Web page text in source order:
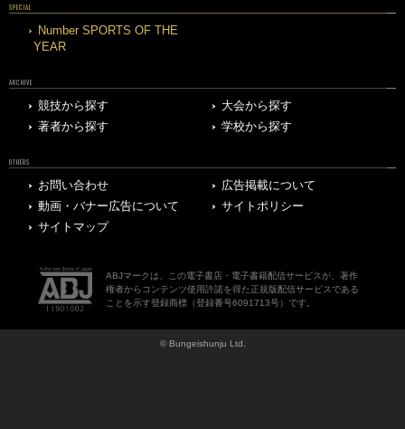
SPECIAL
Number SPORTS OF THE
YEAR
ARCHIVE
競技から探す
大会から探す
著者から探す
学校から探す
OTHERS
お問い合わせ
広告掲載について
動画・バナー広告について
サイトポリシー
サイトマップ
ABJマークは、この電子書店・電子書籍配信サービスが、著作
権者からコンテンツ使用許諾を得た正規版配信サービスである
ことを示す登録商標（登録番号6091713号）です。
© Bungeishunju Ltd.